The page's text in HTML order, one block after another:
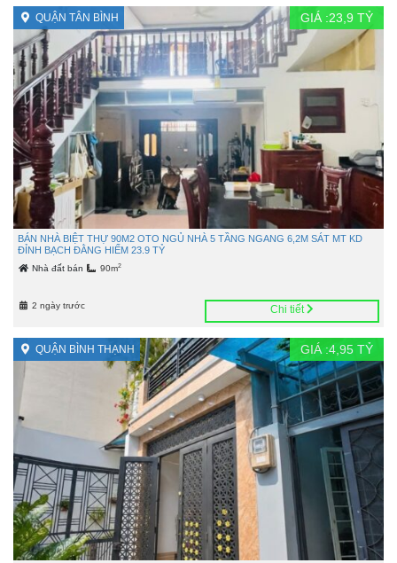
QUẬN TÂN BÌNH GIÁ :23,9 TỶ
BÁN NHÀ BIỆT THỰ 90M2 OTO NGỦ NHÀ 5 TẦNG NGANG 6,2M SÁT MT KD
ĐỈNH BẠCH ĐẰNG HIẾM 23.9 TỶ
Nhà đất bán 90m2
2 ngày trước Chi tiết
QUẬN BÌNH THẠNH GIÁ :4,95 TỶ